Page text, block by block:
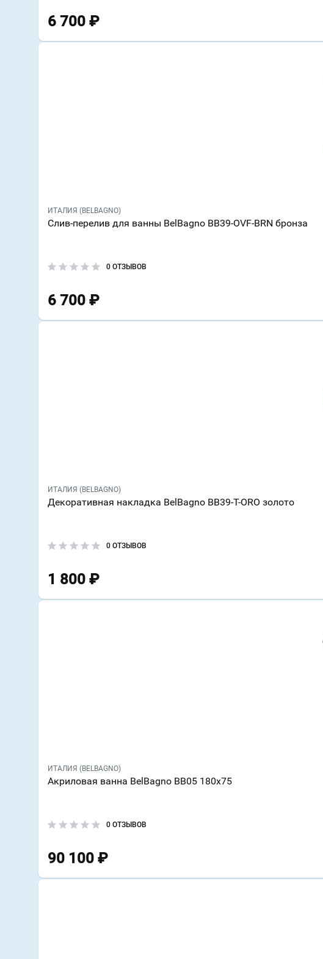
6 700 ₽
ИТАЛИЯ (BELBAGNO)
Слив-перелив для ванны BelBagno BB39-OVF-BRN бронза
0 ОТЗЫВОВ
6 700 ₽
ИТАЛИЯ (BELBAGNO)
Декоративная накладка BelBagno BB39-T-ORO золото
0 ОТЗЫВОВ
1 800 ₽
ИТАЛИЯ (BELBAGNO)
Акриловая ванна BelBagno BB05 180х75
0 ОТЗЫВОВ
90 100 ₽